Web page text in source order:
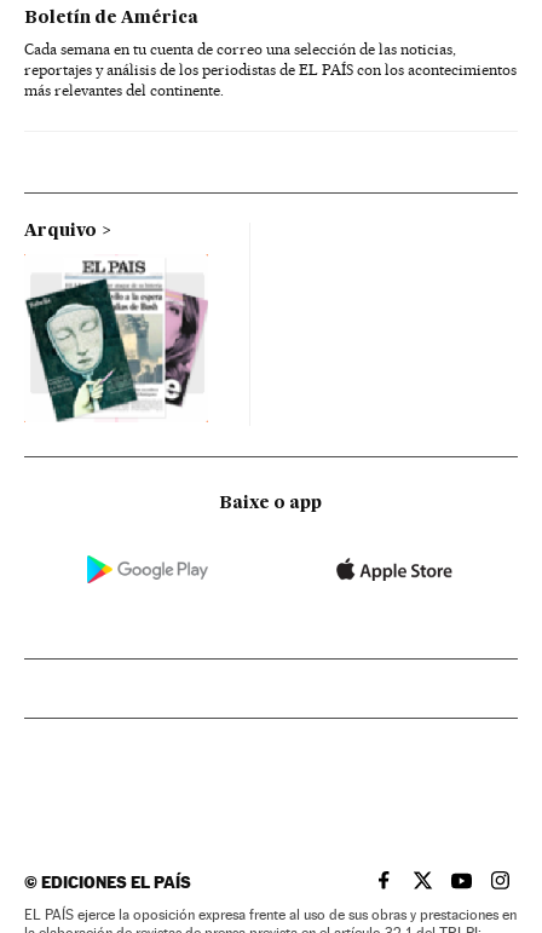
Boletín de América
Cada semana en tu cuenta de correo una selección de las noticias,
reportajes y análisis de los periodistas de EL PAÍS con los acontecimientos
más relevantes del continente.
Arquivo
Baixe o app
©EDICIONES EL PAÍS EL PAÍS BRASIL EN
EL PAÍSEL PAÍS
EL
EL PAÍS ejerce la oposición expresa frente al uso de sus obras y prestaciones en